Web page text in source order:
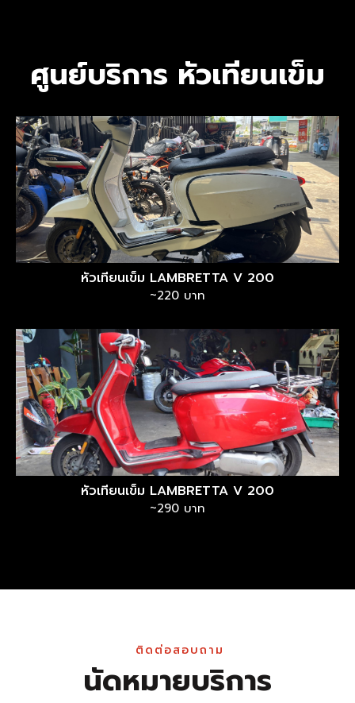
ศูนย์บริการ หัวเทียนเข็ม
หัวเทียนเข็ม LAMBRETTA V 200
~220 บาท
หัวเทียนเข็ม LAMBRETTA V 200
~290 บาท
ติดต่อสอบถาม
นัดหมายบริการ